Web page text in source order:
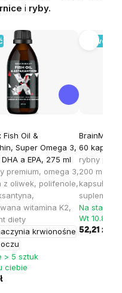
i ryby.
Fish Oil &
Super Omega 3,
a EPA, 275 ml
premium, omega 3,
z oliwek, polifenole,
witamina K2,
diety
krwionośne
> 5 sztuk
ciebie
Nowość
BrainMax
60
rybny
200 mg
kapsułce,
suplement
Na stanie
Wt 10.8. u
52,21 zł